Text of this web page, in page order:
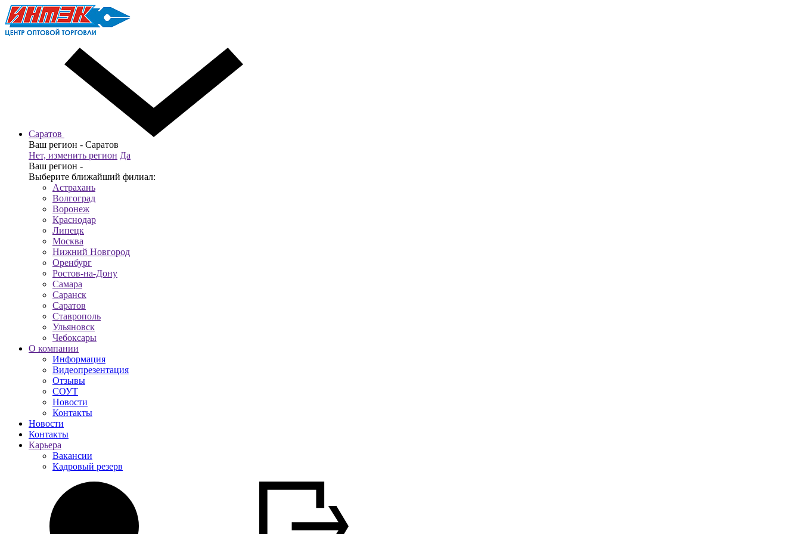
Саратов
Ваш регион - Саратов
Нет, изменить регион Да
Ваш регион -
Выберите ближайший филиал:
Астрахань
Волгоград
Воронеж
Краснодар
Липецк
Москва
Нижний Новгород
Оренбург
Ростов-на-Дону
Самара
Саранск
Саратов
Ставрополь
Ульяновск
Чебоксары
О компании
Информация
Видеопрезентация
Отзывы
СОУТ
Новости
Контакты
Новости
Контакты
Карьера
Вакансии
Кадровый резерв